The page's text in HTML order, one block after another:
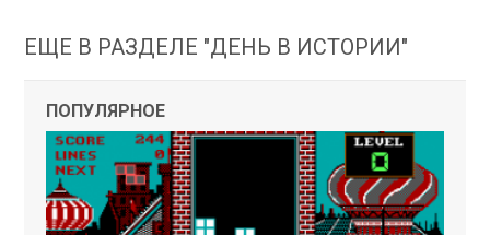
ЕЩЕ В РАЗДЕЛЕ "ДЕНЬ В ИСТОРИИ"
ПОПУЛЯРНОЕ